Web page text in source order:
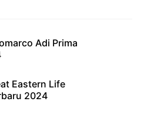
Adi Prima
Eastern Life
2024